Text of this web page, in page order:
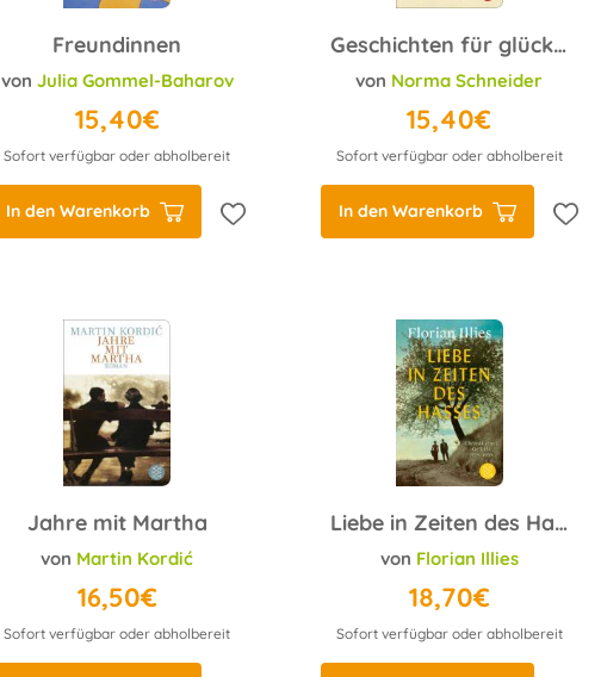
Freundinnen
von Julia Gommel-Baharov
15,40€
Sofort verfügbar oder abholbereit
In den Warenkorb
Geschichten für glückliche Stunden
von Norma Schneider
15,40€
Sofort verfügbar oder abholbereit
In den Warenkorb
Jahre mit Martha
von Martin Kordić
16,50€
Sofort verfügbar oder abholbereit
Liebe in Zeiten des Hasses
von Florian Illies
18,70€
Sofort verfügbar oder abholbereit